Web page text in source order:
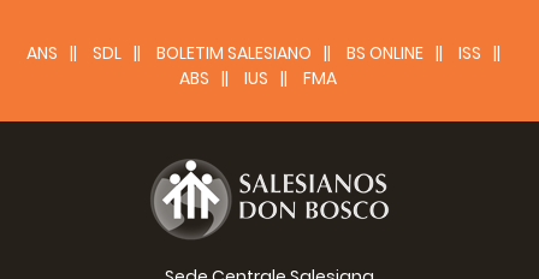
17
18
Episódios e viagem a Turim
ANS SDL BOLETIM SALESIANO BS ONLINE
ISS
ABS
IUS FMA